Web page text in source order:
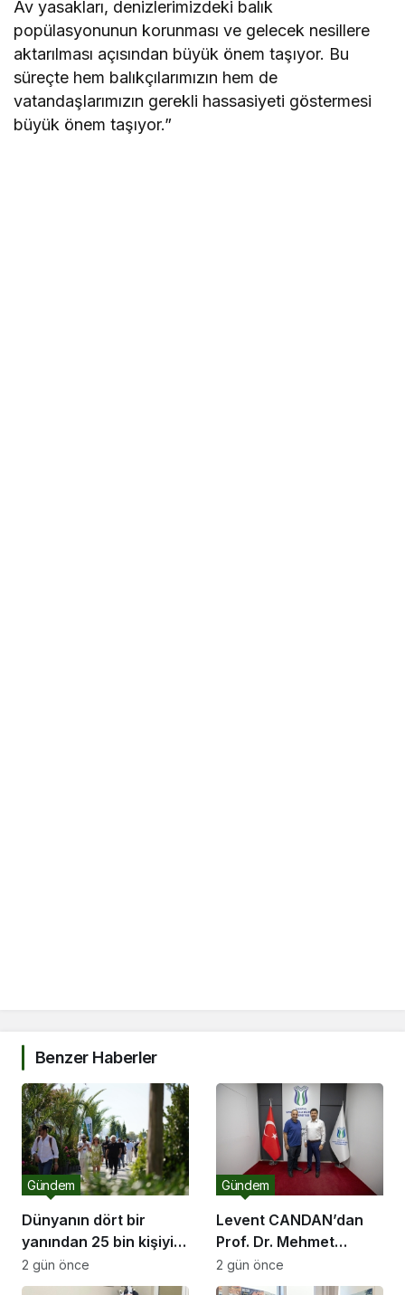
Av yasakları, denizlerimizdeki balık
popülasyonunun korunması ve gelecek nesillere
aktarılması açısından büyük önem taşıyor. Bu
süreçte hem balıkçılarımızın hem de
vatandaşlarımızın gerekli hassasiyeti göstermesi
büyük önem taşıyor.”
Benzer Haberler
Dünyanın dört bir
yanından 25 bin kişiyi
ağırlayacak dev fuar
için geri sayım
Gündem
2 gün önce
Levent CANDAN’dan
Prof. Dr. Mehmet
SARIBIYIK’a vefa
ziyareti
Gündem
2 gün önce